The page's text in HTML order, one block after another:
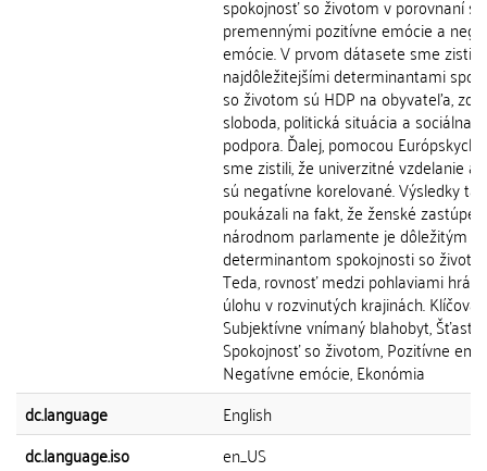
spokojnosť so životom v porovnaní s
premennými pozitívne emócie a
emócie. V prvom dátasete sme zistili,
najdôležitejšími determinantami
so životom sú HDP na obyvateľa,
sloboda, politická situácia a sociálna
podpora. Ďalej, pomocou Európskych
sme zistili, že univerzitné vzdelanie a
sú negatívne korelované. Výsledky
poukázali na fakt, že ženské
národnom parlamente je dôležitým
determinantom spokojnosti so
Teda, rovnosť medzi pohlaviami hrá
úlohu v rozvinutých krajinách. Klíčová
Subjektívne vnímaný blahobyt, Šťastie,
Spokojnosť so životom, Pozitívne
Negatívne emócie, Ekonómia
dc.language
English
dc.language.iso
en_US